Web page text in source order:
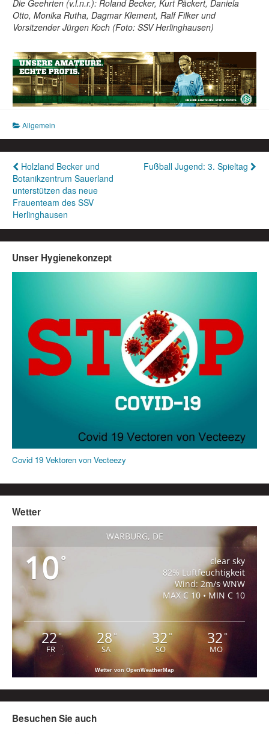
Die Geehrten (v.l.n.r.): Roland Becker, Kurt Päckert, Daniela
Otto, Monika Rutha, Dagmar Klement, Ralf Filker und
Vorsitzender Jürgen Koch (Foto: SSV Herlinghausen)
Allgemein
Beitragsnavigation
Holzland Becker und
Botanikzentrum Sauerland
unterstützen das neue
Frauenteam des SSV
Herlinghausen
Fußball Jugend: 3. Spieltag
Unser Hygienekonzept
Covid 19 Vektoren von Vecteezy
Wetter
WARBURG, DE
10°
clear sky
82% Luftfeuchtigkeit
Wind: 2m/s WNW
MAX C 10 • MIN C 10
22°
FR
28°
SA
32°
SO
32°
MO
Wetter von OpenWeatherMap
Besuchen Sie auch